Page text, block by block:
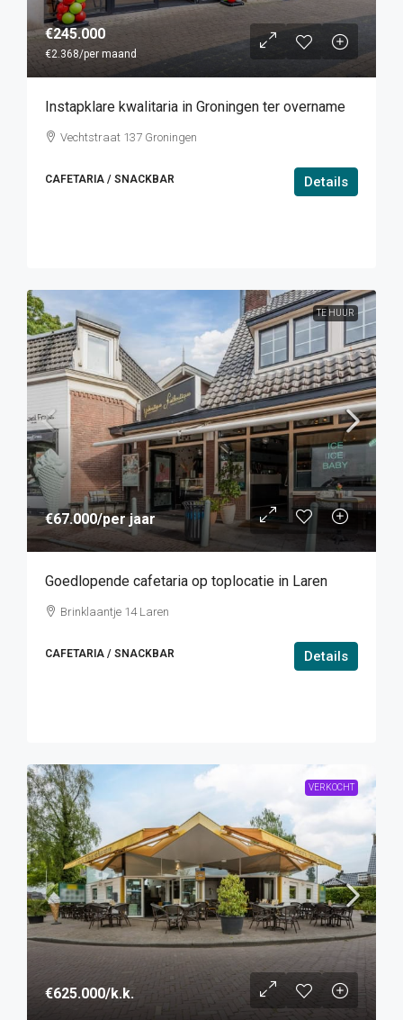
€245.000
€2.368/per maand
Instapklare kwalitaria in Groningen ter overname
Vechtstraat 137 Groningen
CAFETARIA / SNACKBAR Details
TE HUUR
€67.000/per jaar
Goedlopende cafetaria op toplocatie in Laren
Brinklaantje 14 Laren
CAFETARIA / SNACKBAR Details
VERKOCHT
€625.000/k.k.